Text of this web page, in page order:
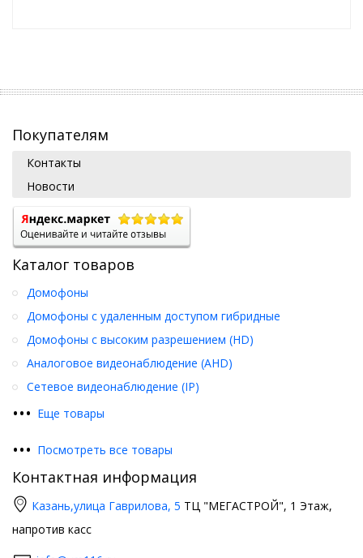
Покупателям
Контакты
Новости
Каталог товаров
••• Еще товары
Домофоны
Домофоны с удаленным доступом гибридные
Домофоны с высоким разрешением (HD)
Аналоговое видеонаблюдение (AHD)
Сетевое видеонаблюдение (IP)
••• Посмотреть все товары
Контактная информация
Казань,улица Гаврилова, 5 ТЦ "МЕГАСТРОЙ", 1 Этаж,
напротив касс